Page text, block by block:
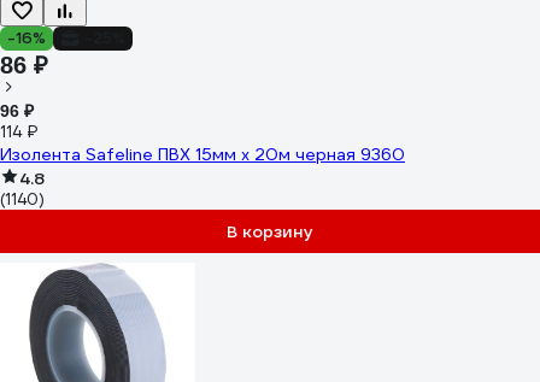
-16%
86 ₽
96 ₽
114 ₽
Изолента Safeline ПВХ 15мм х 20м черная 9360
4.8
(1140)
В корзину